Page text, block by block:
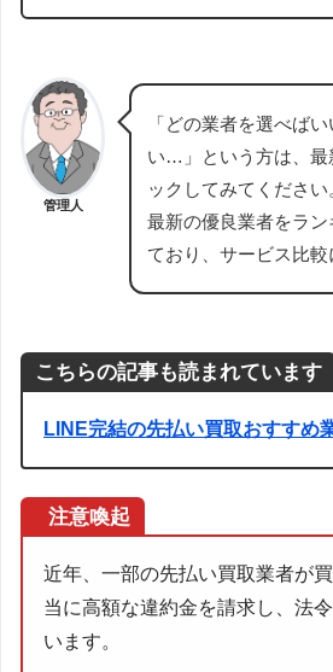
管理人
「どの業者を選べば
い…」という方は、最
ックしてみてください
最新の優良業者をラ
ており、サービス比較
こちらの記事も読まれています
LINE完結の先払い買取おすすめ
注意喚起
近年、一部の先払い買取業者が
当に高額な違約金を請求し、法
います。